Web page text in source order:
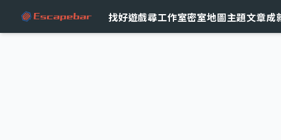
找好遊戲尋工作室密室地圖主題文章成